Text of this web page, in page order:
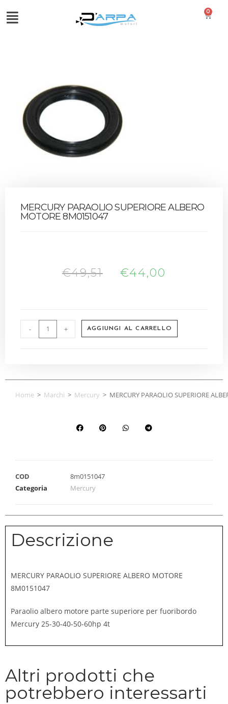
0
MERCURY PARAOLIO SUPERIORE ALBERO
MOTORE 8M0151047
€49,51 €44,00
- + AGGIUNGI AL CARRELLO
Home > Marchi > Mercury > MERCURY PARAOLIO SUPERIORE
COD
8m0151047
Categoria
Mercury
Descrizione
MERCURY PARAOLIO SUPERIORE ALBERO MOTORE
8M0151047
Paraolio albero motore parte superiore per fuoribordo
Mercury 25-30-40-50-60hp 4t
Altri prodotti che
potrebbero interessarti